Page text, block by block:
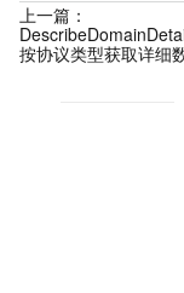
上一篇：
按协议类型获取详细